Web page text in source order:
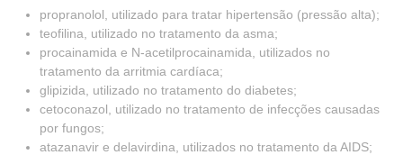
propranolol, utilizado para tratar hipertensão (pressão alta);
teofilina, utilizado no tratamento da asma;
procainamida e N-acetilprocainamida, utilizados no
tratamento da arritmia cardíaca;
glipizida, utilizado no tratamento do diabetes;
cetoconazol, utilizado no tratamento de infecções causadas
por fungos;
atazanavir e delavirdina, utilizados no tratamento da AIDS;